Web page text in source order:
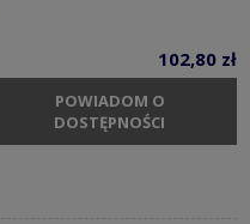
102,80 zł
POWIADOM O
DOSTĘPNOŚCI